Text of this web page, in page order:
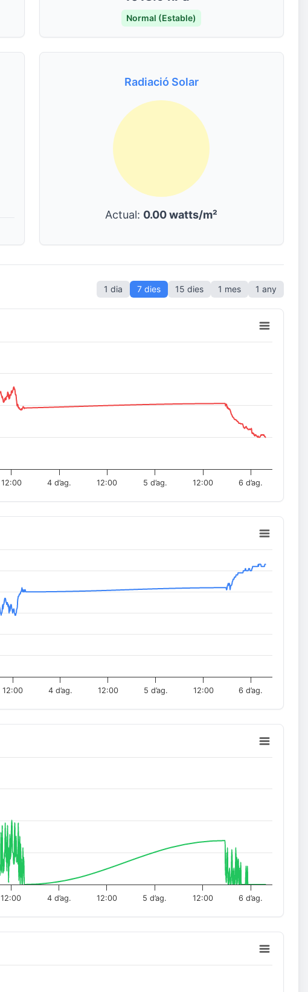
Normal (Estable)
Radiació Solar
Actual: 0.00 watts/m²
1 dia 7 dies 15 dies 1 mes 1 any
12:00 4 d’ag. 12:00 5 d’ag. 12:00 6 d’ag.
12:00 4 d’ag. 12:00 5 d’ag. 12:00 6 d’ag.
12:00 4 d’ag. 12:00 5 d’ag. 12:00 6 d’ag.